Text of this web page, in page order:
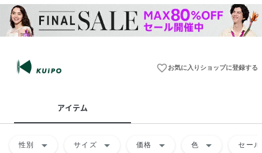
favorite_borderお気に入りショップに登録する
アイテム
性別 arrow_drop_down サイズ arrow_drop_down 価格 arrow_drop_down 色 arrow_drop_down セール